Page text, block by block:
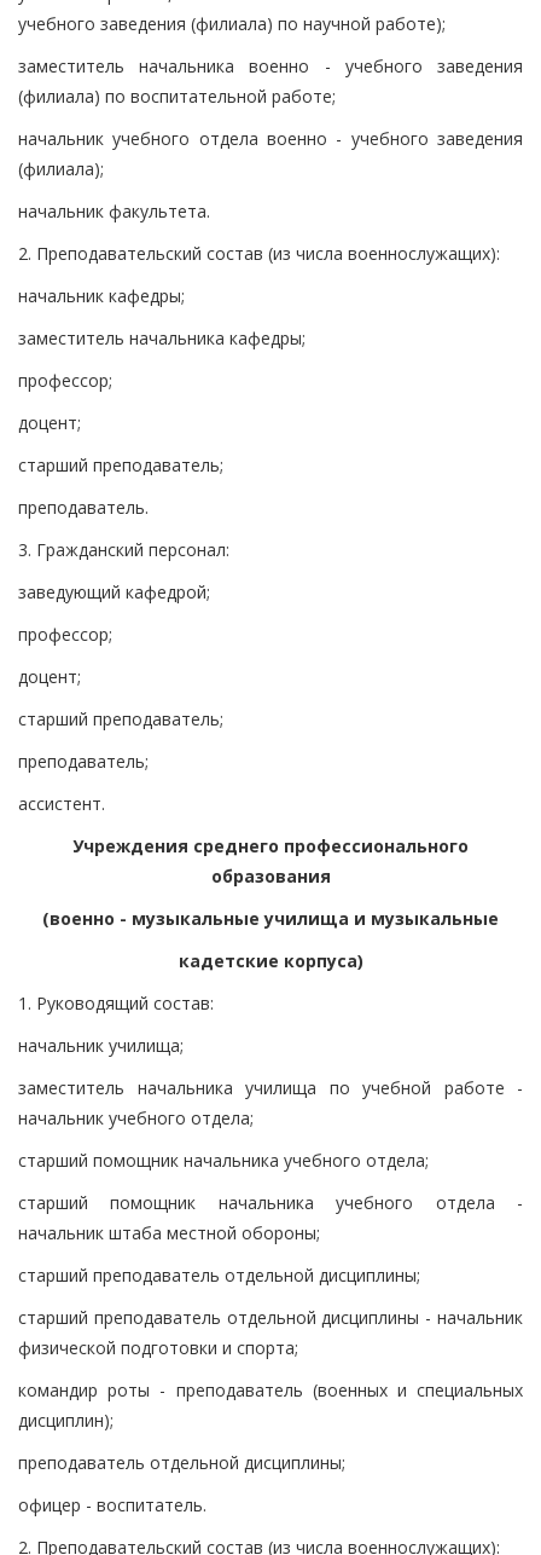
учебного заведения (филиала) по научной работе);
заместитель начальника военно - учебного заведения
(филиала) по воспитательной работе;
начальник учебного отдела военно - учебного заведения
(филиала);
начальник факультета.
2. Преподавательский состав (из числа военнослужащих):
начальник кафедры;
заместитель начальника кафедры;
профессор;
доцент;
старший преподаватель;
преподаватель.
3. Гражданский персонал:
заведующий кафедрой;
профессор;
доцент;
старший преподаватель;
преподаватель;
ассистент.
Учреждения среднего профессионального
образования
(военно - музыкальные училища и музыкальные
кадетские корпуса)
1. Руководящий состав:
начальник училища;
заместитель начальника училища по учебной работе -
начальник учебного отдела;
старший помощник начальника учебного отдела;
старший помощник начальника учебного отдела -
начальник штаба местной обороны;
старший преподаватель отдельной дисциплины;
старший преподаватель отдельной дисциплины - начальник
физической подготовки и спорта;
командир роты - преподаватель (военных и специальных
дисциплин);
преподаватель отдельной дисциплины;
офицер - воспитатель.
2. Преподавательский состав (из числа военнослужащих):